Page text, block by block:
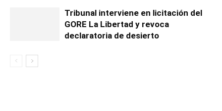
Tribunal interviene en licitación del
GORE La Libertad y revoca
declaratoria de desierto